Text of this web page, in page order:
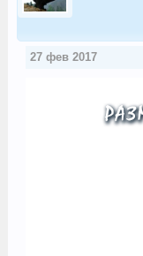
27 фев 2017